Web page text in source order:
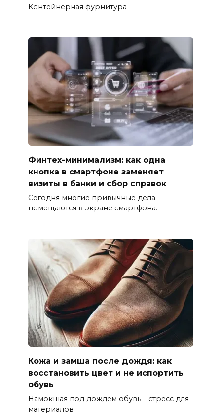
Контейнерная фурнитура
Финтех-минимализм: как одна
кнопка в смартфоне заменяет
визиты в банки и сбор справок
Сегодня многие привычные дела
помещаются в экране смартфона.
Кожа и замша после дождя: как
восстановить цвет и не испортить
обувь
Намокшая под дождем обувь – стресс для
материалов.